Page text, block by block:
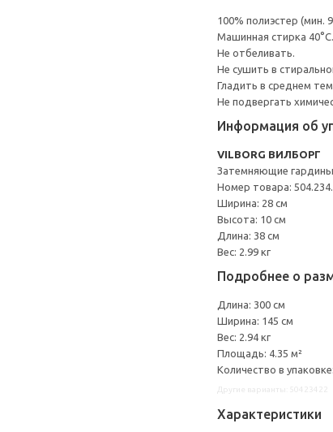
100% полиэстер (мин.
Машинная стирка 40°С.
Не отбеливать.
Не сушить в
Гладить в среднем
Не подвергать
Информация об
VILBORG ВИЛБОРГ
Затемняющие
Номер товара:
Ширина: 28 см
Высота: 10 см
Длина: 38 см
Вес: 2.99 кг
Подробнее о
Длина: 300 см
Ширина: 145 см
Вес: 2.94 кг
Площадь: 4.35 м²
Количество в
Характеристики